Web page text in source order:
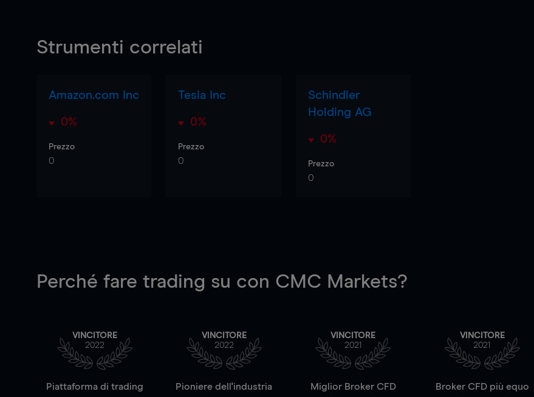
Strumenti correlati
Amazon.com Inc
0%
Prezzo
0
Tesla Inc
0%
Prezzo
0
Schindler
Holding AG
0%
Prezzo
0
Perché fare trading su con CMC Markets?
VINCITORE
2022
Piattaforma di trading
VINCITORE
2022
Pioniere dell'industria
VINCITORE
2021
Miglior Broker CFD
VINCITORE
2021
Broker CFD più equo